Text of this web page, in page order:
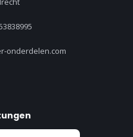
onderdelen.com